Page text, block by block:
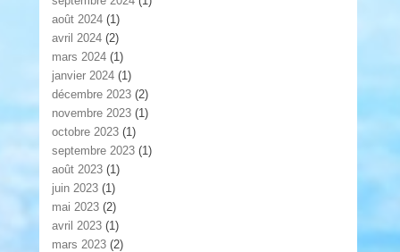
août 2024 (1)
avril 2024 (2)
mars 2024 (1)
janvier 2024 (1)
décembre 2023 (2)
novembre 2023 (1)
octobre 2023 (1)
septembre 2023 (1)
août 2023 (1)
juin 2023 (1)
mai 2023 (2)
avril 2023 (1)
mars 2023 (2)